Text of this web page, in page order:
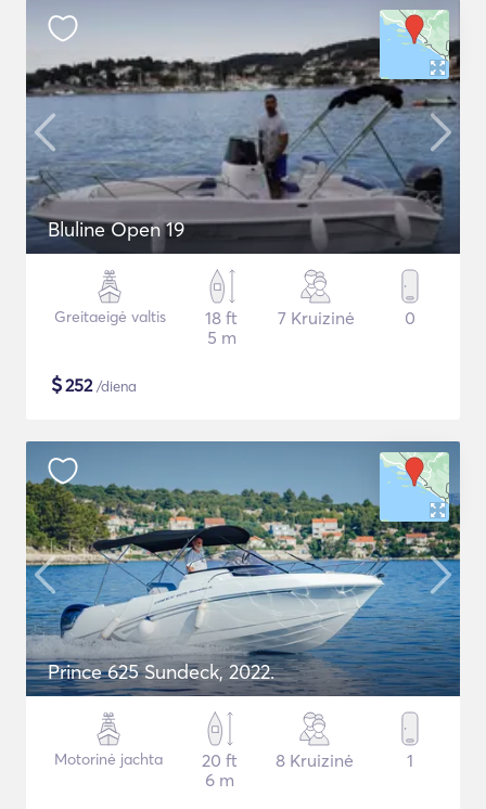
Bluline Open 19
Greitaeigė valtis
18 ft
5 m
7 Kruizinė 0
$252/diena
Prince 625 Sundeck, 2022.
Motorinė jachta
20 ft
6 m
8 Kruizinė 1